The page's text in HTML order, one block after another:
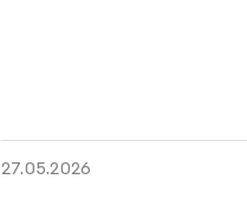
27.05.2026